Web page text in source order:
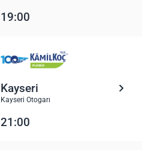
19:00
Kayseri
Kayseri Otogarı
21:00